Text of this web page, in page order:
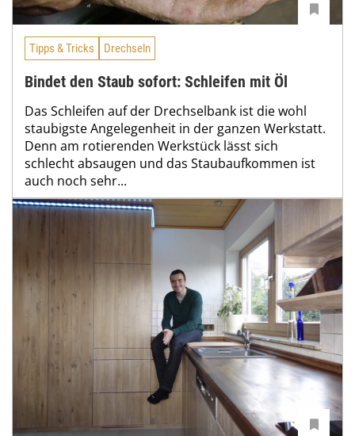
Tipps & Tricks Drechseln
Bindet den Staub sofort: Schleifen mit Öl
Das Schleifen auf der Drechselbank ist die wohl
staubigste Angelegenheit in der ganzen Werkstatt.
Denn am rotierenden Werkstück lässt sich
schlecht absaugen und das Staubaufkommen ist
auch noch sehr...